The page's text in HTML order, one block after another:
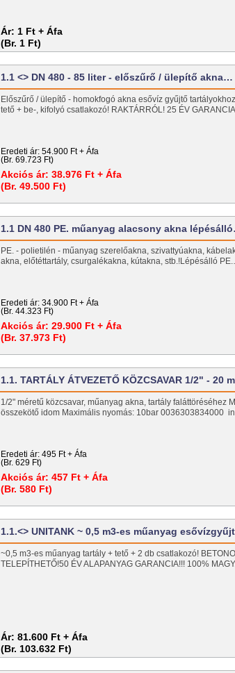
Ár: 1 Ft + Áfa
(Br. 1 Ft)
1.1 <> DN 480 - 85 liter - előszűrő / ülepítő akna…
Előszűrő / ülepítő - homokfogó akna esővíz gyűjtő
tető + be-, kifolyó csatlakozó! RAKTÁRRÓL! 25 ÉV
Eredeti ár: 54.900 Ft + Áfa
(Br. 69.723 Ft)
Akciós ár: 38.976 Ft + Áfa
(Br. 49.500 Ft)
1.1 DN 480 PE. műanyag alacsony akna
PE. - polietilén - műanyag szerelőakna, szivattyúakna,
akna, előtéttartály, csurgalékakna, kútakna, stb.!Lépésálló
Eredeti ár: 34.900 Ft + Áfa
(Br. 44.323 Ft)
Akciós ár: 29.900 Ft + Áfa
(Br. 37.973 Ft)
1.1. TARTÁLY ÁTVEZETŐ KÖZCSAVAR 1/2" - 20
1/2" méretű közcsavar, műanyag akna, tartály faláttöréséhez
összekötő idom Maximális nyomás: 10bar 0036303834000
Eredeti ár: 495 Ft + Áfa
(Br. 629 Ft)
Akciós ár: 457 Ft + Áfa
(Br. 580 Ft)
1.1.<> UNITANK ~ 0,5 m3-es műanyag
~0,5 m3-es műanyag tartály + tető + 2 db csatlakozó!
TELEPÍTHETŐ!50 ÉV ALAPANYAG GARANCIA!!! 100%
Ár: 81.600 Ft + Áfa
(Br. 103.632 Ft)